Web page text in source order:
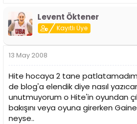
Levent Öktener
Kayıtlı Üye
13 May 2008
Hite hocaya 2 tane patlatamadım
de blog'a elendik diye nasıl
unutmuyorum o Hite'in oyundan
bakışını veya oyuna girerken
neyse..